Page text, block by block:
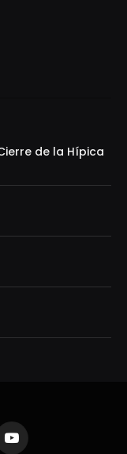
de la Hípica
YouTube